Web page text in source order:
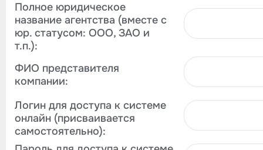
Полное юридическое
название агентства (вместе с
юр. статусом: ООО, ЗАО и
т.п.):
ФИО представителя
компании:
Логин для доступа к системе
онлайн (присваивается
самостоятельно):